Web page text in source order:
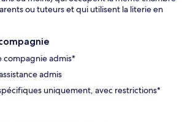
ou tuteurs et qui utilisent la literie en
compagnie admis*
admis
uniquement, avec restrictions*